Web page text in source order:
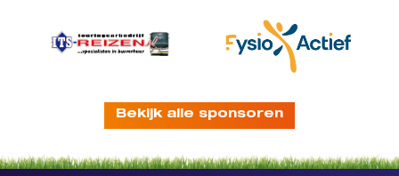
Bekijk alle sponsoren